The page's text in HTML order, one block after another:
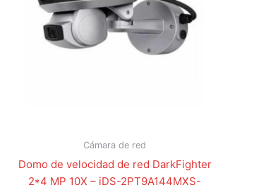
Cámara de red
Domo de velocidad de red DarkFighter
2*4 MP 10X – iDS-2PT9A144MXS-